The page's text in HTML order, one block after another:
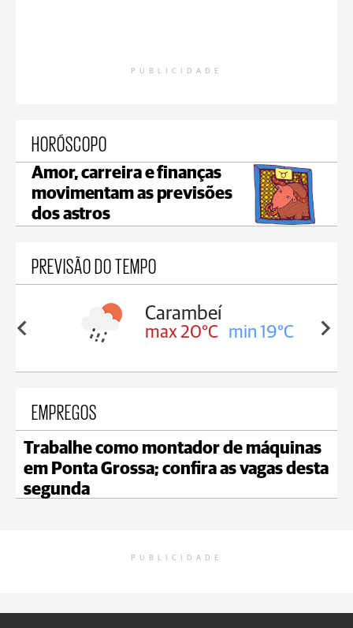
PUBLICIDADE
HORÓSCOPO
Amor, carreira e finanças
movimentam as previsões
dos astros
PREVISÃO DO TEMPO
19°C
Carambeí
max 20°C min 19°C
EMPREGOS
Trabalhe como montador de máquinas
em Ponta Grossa; confira as vagas desta
segunda
PUBLICIDADE